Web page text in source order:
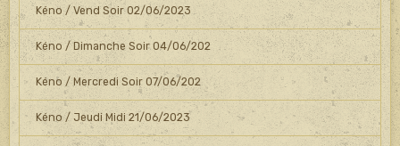
Kéno / Vend Soir 02/06/2023
Kéno / Dimanche Soir 04/06/202
Kéno / Mercredi Soir 07/06/202
Kéno / Jeudi Midi 21/06/2023